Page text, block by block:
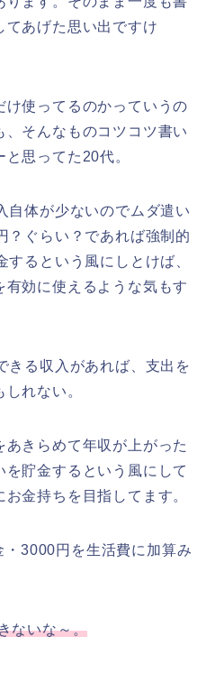
てあげた思い出ですけ
け使ってるのかっていうの
そんなものコツコツ書い
思ってた20代。
自体が少ないのでムダ遣い
？ぐらい？であれば強制的
るという風にしとけば、
効に使えるような気もす
きる収入があれば、支出を
れない。
きらめて年収が上がった
貯金するという風にして
金持ちを目指してます。
3000円を生活費に加算み
ないな～。